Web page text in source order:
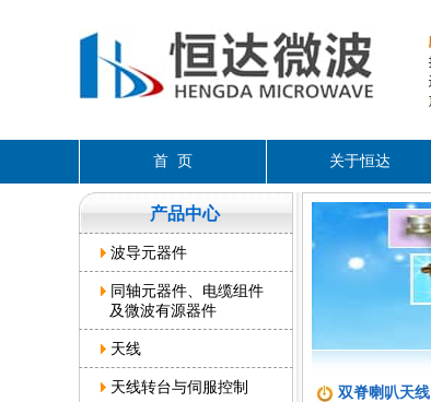
首 页 关于恒达
产品中心
波导元器件
同轴元器件、电缆组件
及微波有源器件
天线
天线转台与伺服控制
双脊喇叭天线